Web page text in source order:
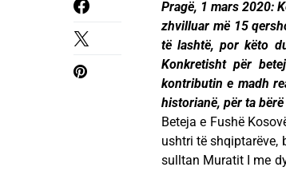
Pragë, 1 mars 2020:
zhvilluar më 15
të lashtë, por këto
Konkretisht për
kontributin e madh
historianë, për ta
Beteja e Fushë
ushtri të shqiptarëve,
sulltan Muratit I me